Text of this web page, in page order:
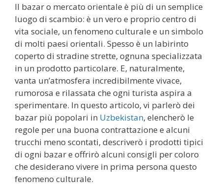
Il bazar o mercato orientale è più di un semplice
luogo di scambio: è un vero e proprio centro di
vita sociale, un fenomeno culturale e un simbolo
di molti paesi orientali. Spesso è un labirinto
coperto di stradine strette, ognuna specializzata
in un prodotto particolare. E, naturalmente,
vanta un’atmosfera incredibilmente vivace,
rumorosa e rilassata che ogni turista aspira a
sperimentare. In questo articolo, vi parlerò dei
bazar più popolari in Uzbekistan, elencherò le
regole per una buona contrattazione e alcuni
trucchi meno scontati, descriverò i prodotti tipici
di ogni bazar e offrirò alcuni consigli per coloro
che desiderano vivere in prima persona questo
fenomeno culturale.